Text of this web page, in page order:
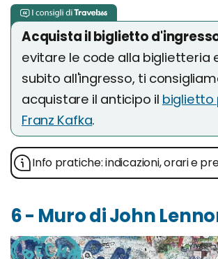
Acquista il biglietto
evitare le code alla biglietteria
subito all'ingresso, ti
acquistare il anticipo il biglietto
Franz Kafka.
Info pratiche: indicazioni, orari e
6 - Muro di John